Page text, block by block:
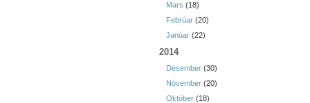
Mars (18)
Febrúar (20)
Janúar (22)
2014
Desember (30)
Nóvember (20)
Október (18)